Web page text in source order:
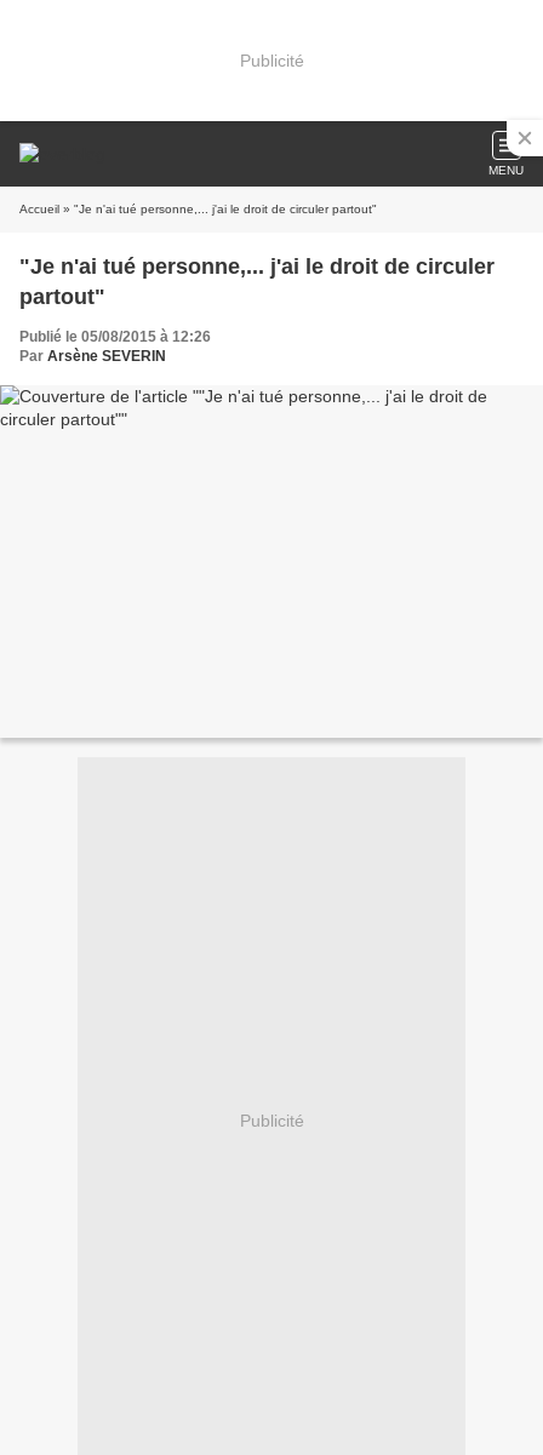
Publicité
MENU
Accueil » "Je n'ai tué personne,... j'ai le droit de circuler partout"
"Je n'ai tué personne,... j'ai le droit de circuler
partout"
Publié le 05/08/2015 à 12:26
Par Arsène SEVERIN
Publicité